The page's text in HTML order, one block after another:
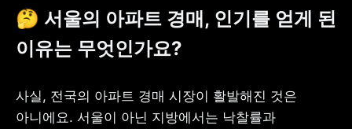
🤔 서울의 아파트 경매, 인기를 얻게 된
이유는 무엇인가요?
사실, 전국의 아파트 경매 시장이 활발해진 것은
아니에요. 서울이 아닌 지방에서는 낙찰률과